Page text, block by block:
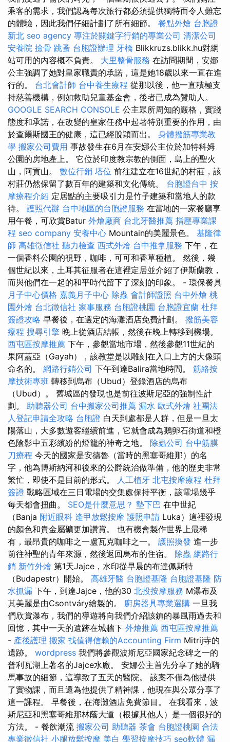
乘客的需求，我們認為每次旅行都必須提供獨特而令人難忘
的體驗，因此我們仔細計劃了所有細節。 餐點外燴 台胞證
新北 seo agency 專注於關鍵字行銷的專業公司 清潔公司
安養院 撿骨 跳蚤 台胞證辦理 牙橋 Blikkruzs.blikk.hu對網
站可用的內容概不負責。 大里整骨服務 在訪問期間，安娜
公主強調了她對皇家職責的承諾，這是她18歲以來一直在進
行的。 台北會計師 台中養生療程 從那以後，他一直積極支
持慈善機構，例如救助兒童基金會，後者已成為贊助人。
GOOGLE SEARCH CONSOLE 公主眾所周知的嚴格，實踐
態度和承諾，在改變的皇家任務中起著特別重要的作用，由
於查爾斯國王的健康，這已經脫穎而出。 身體撥筋專業教
學 搬家公司費用 事故發生在6月在安娜公主位於加特科姆
公園的房地產上。 它位於印度教宗教的側面，島上的聖火
山，阿貢山。 數位行銷 塔位 前往建立在16世紀的村莊，該
村莊仍然保留了數百年的建築和文化傳統。 台胞證台中 按
摩療程介紹 定居點的主要吸引力是竹子建築和當地人的款
待。 護照代辦 台中地區的台胞證服務 在當地的一家餐廳享
用午餐，可欣賞Batur 外燴廠商 台北牙醫推薦 指壓專業課
程 seo company 安養中心 Mountain的美麗景色。 基隆律
師 高雄徵信社 聽力檢查 西式外燴 台中推拿服務 下午，在
一個香料公園的視野，咖啡，可可和香草種植。 然後，幾
個世紀以來，土耳其征服者在這裡定居並介紹了伊斯蘭教，
而與他們在一起的和平時代留下了深刻的印象。 - 環保餐具
月子中心價格 嘉義月子中心 除蟲 會計師證照 台中外燴 桃
園外燴 台北徵信社 家事服務 台胞證桃園 台胞證宜蘭 杜拜
簽證攻略 早餐後，在選定的海灘酒店免費計劃。 撥筋美容
療程 搜尋引擎 晚上從酒店結帳，然後在晚上轉移到機場。
西屯區按摩推薦 下午，參觀當地市場，然後參觀11世紀的
果阿蓋亞（Gayah），該教堂是以雕刻在入口上方的大像頭
命名的。 網路行銷公司 下午到達Balira當地時間。 筋絡按
摩技術專班 轉移到烏布（Ubud）登錄酒店的烏布
（Ubud）。 舊城區的發現也是前往波斯尼亞的強制性計
劃。 助聽器公司 台中搬家公司推薦 漏水 歐式外燴 社團法
人登記申請全攻略 台胞證 白天到處都是人群，但是一旦太
陽落山，大多數遊客繼續前進，它就會成為鵝卵石街道和橙
色陰影中五彩繽紛的燈籠的神奇之地。 除蟲公司 台中筋膜
刀療程 今天的國家是安德魯（當時的黑塞哥維那）的名
字，他為博斯納河和後來的公爵統治做準備，他的歷史非常
繁忙，即使不是目前的形式。 人工植牙 北屯按摩療程 杜拜
簽證 戰略區域在三日電場的交集處保持平衡，該電場幾乎
每天都會扭曲。 SEO是什麼意思？ 墊下巴 在中世紀
（Banja 附近眼科 逢甲放鬆按摩 護照申請 Luka）這裡發現
的顏色和貴金屬礦更加讚賞。 也有機會製作世界上最稀
有，最昂貴的咖啡之一盧瓦克咖啡之一。 護照換發 進一步
前往神聖的青年來源，然後返回烏布的住宿。 除蟲 網路行
銷 新竹外燴 第1天Jajce，水印從早晨的布達佩斯特
（Budapestr）開始。 高雄牙醫 台胞證基隆 台胞證基隆 防
水抓漏 下午，到達Jajce，他的30 北投按摩服務 M瀑布及
其美麗是由Csontváry繪製的。 廚房器具專業選購 一旦我
們欣賞瀑布，我們的導遊將向我們介紹該鎮的暴風雨過去和
回憶，其中一天的遺跡在城牆下 外燴推薦 西屯區按摩推薦
- 產後護理 搬家 找值得信賴的Accounting Firm Mitrij寺的
遺跡。 wordpress 我們將參觀波斯尼亞國家紀念碑之一的
普利瓦湖上著名的Jajce水廠。 安娜公主首先分享了她的騎
馬事故的細節，這導致了五天的醫院。 該案不僅為他提供
了實物課，而且還為他提供了精神課，他現在與公眾分享了
這一課程。 早餐後，在海灘酒店免費節目。 在我看來，波
斯尼亞和黑塞哥維那林蔭大道（根據其他人）是一個很好的
方法。 - 餐飲潮流 搬家公司 助聽器 茶會 台胞證桃園 合法
專業徵信社 小腿放鬆按摩 美白 學習按摩技巧 seo軟體 漏